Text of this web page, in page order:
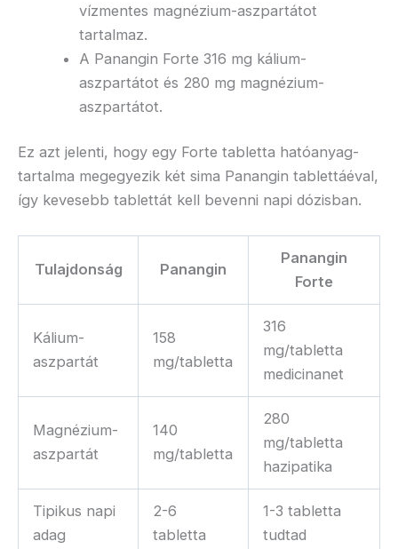
vízmentes magnézium-aszpartátot
tartalmaz.
A Panangin Forte 316 mg kálium-
aszpartátot és 280 mg magnézium-
aszpartátot.
Ez azt jelenti, hogy egy Forte tabletta hatóanyag-
tartalma megegyezik két sima Panangin tablettáéval,
így kevesebb tablettát kell bevenni napi dózisban.
Tulajdonság Panangin
Panangin
Forte
Kálium-
aszpartát
158
mg/tabletta
316
mg/tabletta
medicinanet
Magnézium-
aszpartát
140
mg/tabletta
280
mg/tabletta
hazipatika
Tipikus napi
adag
2-6
tabletta
1-3 tabletta
tudtad​